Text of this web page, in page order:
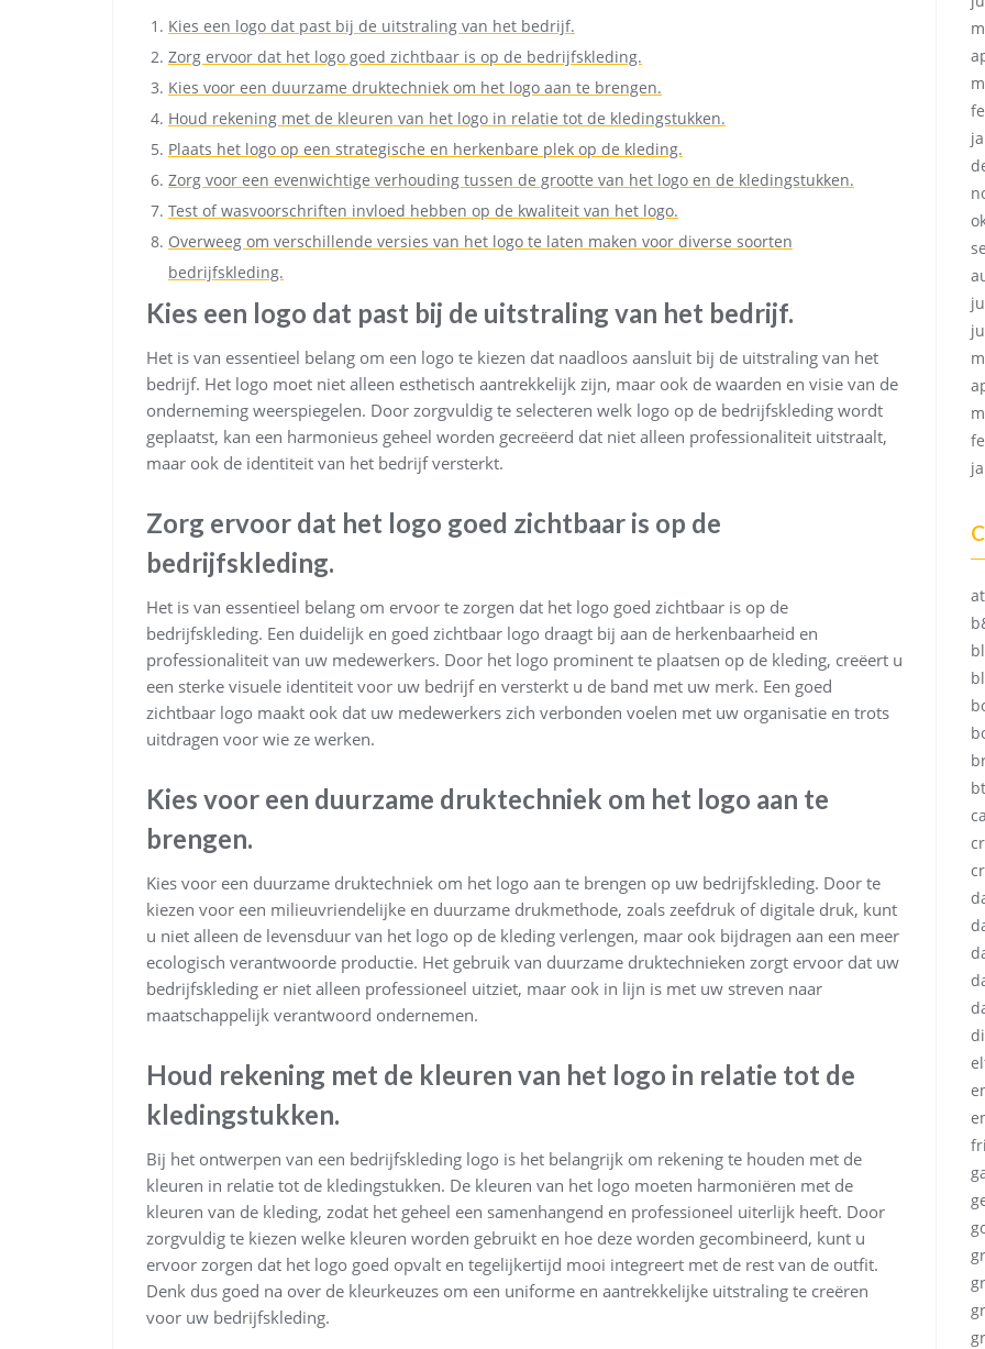
Kies een logo dat past bij de uitstraling van het bedrijf.
Zorg ervoor dat het logo goed zichtbaar is op de bedrijfskleding.
Kies voor een duurzame druktechniek om het logo aan te brengen.
Houd rekening met de kleuren van het logo in relatie tot de kledingstukken.
Plaats het logo op een strategische en herkenbare plek op de kleding.
Zorg voor een evenwichtige verhouding tussen de grootte van het logo en de kledingstukken.
Test of wasvoorschriften invloed hebben op de kwaliteit van het logo.
Overweeg om verschillende versies van het logo te laten maken voor diverse soorten
bedrijfskleding.
Kies een logo dat past bij de uitstraling van het bedrijf.
Het is van essentieel belang om een logo te kiezen dat naadloos aansluit bij de uitstraling van het
bedrijf. Het logo moet niet alleen esthetisch aantrekkelijk zijn, maar ook de waarden en visie van de
onderneming weerspiegelen. Door zorgvuldig te selecteren welk logo op de bedrijfskleding wordt
geplaatst, kan een harmonieus geheel worden gecreëerd dat niet alleen professionaliteit uitstraalt,
maar ook de identiteit van het bedrijf versterkt.
Zorg ervoor dat het logo goed zichtbaar is op de
bedrijfskleding.
Het is van essentieel belang om ervoor te zorgen dat het logo goed zichtbaar is op de
bedrijfskleding. Een duidelijk en goed zichtbaar logo draagt bij aan de herkenbaarheid en
professionaliteit van uw medewerkers. Door het logo prominent te plaatsen op de kleding, creëert u
een sterke visuele identiteit voor uw bedrijf en versterkt u de band met uw merk. Een goed
zichtbaar logo maakt ook dat uw medewerkers zich verbonden voelen met uw organisatie en trots
uitdragen voor wie ze werken.
Kies voor een duurzame druktechniek om het logo aan te
brengen.
Kies voor een duurzame druktechniek om het logo aan te brengen op uw bedrijfskleding. Door te
kiezen voor een milieuvriendelijke en duurzame drukmethode, zoals zeefdruk of digitale druk, kunt
u niet alleen de levensduur van het logo op de kleding verlengen, maar ook bijdragen aan een meer
ecologisch verantwoorde productie. Het gebruik van duurzame druktechnieken zorgt ervoor dat uw
bedrijfskleding er niet alleen professioneel uitziet, maar ook in lijn is met uw streven naar
maatschappelijk verantwoord ondernemen.
Houd rekening met de kleuren van het logo in relatie tot de
kledingstukken.
Bij het ontwerpen van een bedrijfskleding logo is het belangrijk om rekening te houden met de
kleuren in relatie tot de kledingstukken. De kleuren van het logo moeten harmoniëren met de
kleuren van de kleding, zodat het geheel een samenhangend en professioneel uiterlijk heeft. Door
zorgvuldig te kiezen welke kleuren worden gebruikt en hoe deze worden gecombineerd, kunt u
ervoor zorgen dat het logo goed opvalt en tegelijkertijd mooi integreert met de rest van de outfit.
Denk dus goed na over de kleurkeuzes om een uniforme en aantrekkelijke uitstraling te creëren
voor uw bedrijfskleding.